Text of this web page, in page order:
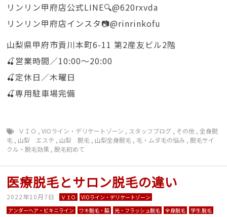
リンリン甲府店公式LINE🔍@620rxvda
リンリン甲府店インスタ📷@rinrinkofu
山梨県甲府市貢川本町6-11 第2産友ビル2階
🍒営業時間／10:00〜20:00
🍒定休日／木曜日
🍒専用駐車場完備
ＶＩＯ ,VIOライン・デリケートゾーン , スタッフブログ , その他 ,全身脱
毛 , 山梨 エステ , 山梨 脱毛 , 山梨全身脱毛 , 毛・ムダ毛の悩み ,脱毛サイ
クル・脱毛効果 ,脱毛初めて
医療脱毛とサロン脱毛の違い
2022年10月7日 ＶＩＯ
VIOライン・デリケートゾーン
アンダーヘア・ビキニライン
ワキ脱毛・脇 光・フラッシュ脱毛 全身脱毛
学生 脱毛